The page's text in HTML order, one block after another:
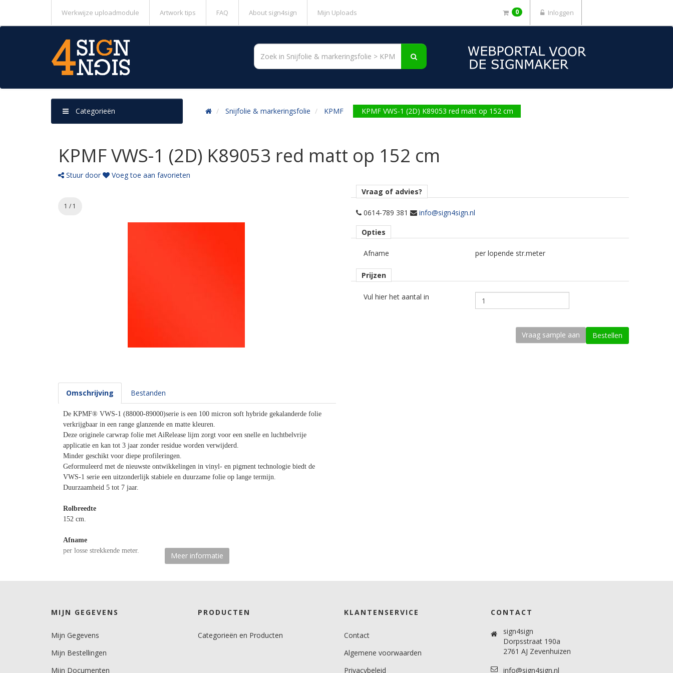
Werkwijze uploadmodule Artwork tips FAQ About sign4sign Mijn Uploads 0 Inloggen
Snijfolie & markeringsfolie KPMF KPMF VWS-1 (2D) K89053 red matt op 152 cm
Categorieën
KPMF VWS-1 (2D) K89053 red matt op 152 cm
Stuur door Voeg toe aan favorieten
1 / 1
Omschrijving Bestanden
De KPMF® VWS-1 (88000-89000)serie is een 100 micron soft hybride gekalanderde folie
verkrijgbaar in een range glanzende en matte kleuren.
Deze originele carwrap folie met AiRelease lijm zorgt voor een snelle en luchtbelvrije
applicatie en kan tot 3 jaar zonder residue worden verwijderd.
Minder geschikt voor diepe profileringen.
Geformuleerd met de nieuwste ontwikkelingen in vinyl- en pigment technologie biedt de
VWS-1 serie een uitzonderlijk stabiele en duurzame folie op lange termijn.
Duurzaamheid 5 tot 7 jaar.
Rolbreedte
152 cm.
Afname
per losse strekkende meter.
semi-permanent, transparant, solvent.
Ondergrond
Dikte
Meer informatie
Vraag of advies?
0614-789 381 info@sign4sign.nl
Opties
Afname per lopende str.meter
Prijzen
Vul hier het aantal in
MIJN GEGEVENS
Mijn Gegevens
Mijn Bestellingen
Mijn Documenten
PRODUCTEN
Categorieën en Producten
KLANTENSERVICE
Contact
Algemene voorwaarden
Privacybeleid
CONTACT
sign4sign
Dorpsstraat 190a
2761 AJ Zevenhuizen
info@sign4sign.nl